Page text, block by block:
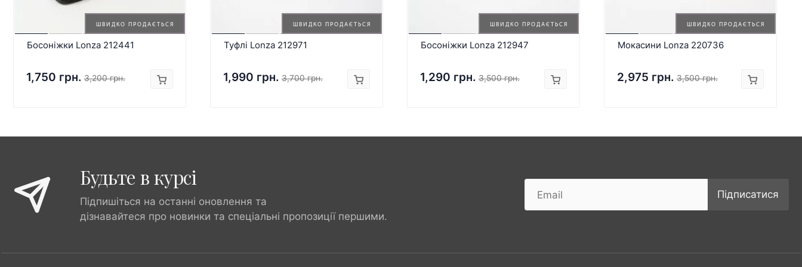
ШВИДКО ПРОДАЄТЬСЯ
Босоніжки Lonza 212441
1,750 грн. 3,200 грн.
ШВИДКО ПРОДАЄТЬСЯ
Туфлі Lonza 212971
1,990 грн. 3,700 грн.
ШВИДКО ПРОДАЄТЬСЯ
Босоніжки Lonza 212947
1,290 грн. 3,500 грн.
ШВИДКО ПРОДАЄТЬСЯ
Мокасини Lonza 220736
2,975 грн. 3,500 грн.
Будьте в курсі
Підпишіться на останні оновлення та
дізнавайтеся про новинки та спеціальні пропозиції першими.
Підписатися